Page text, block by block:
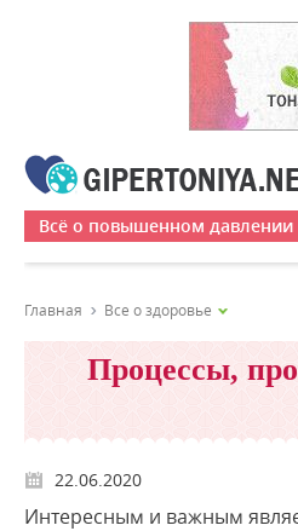
Всё о повышенном давлении
Главная Все о здоровье
Процессы,
22.06.2020
Интересным и важным